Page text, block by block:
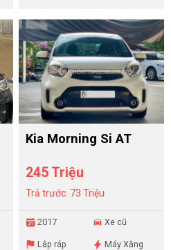
Kia Morning Si AT
245 Triệu
Trả trước: 73 Triệu
2017 Xe cũ
Lắp ráp Máy Xăng